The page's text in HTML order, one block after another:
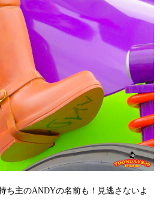
ち主のANDYの名前も！見逃さないよ